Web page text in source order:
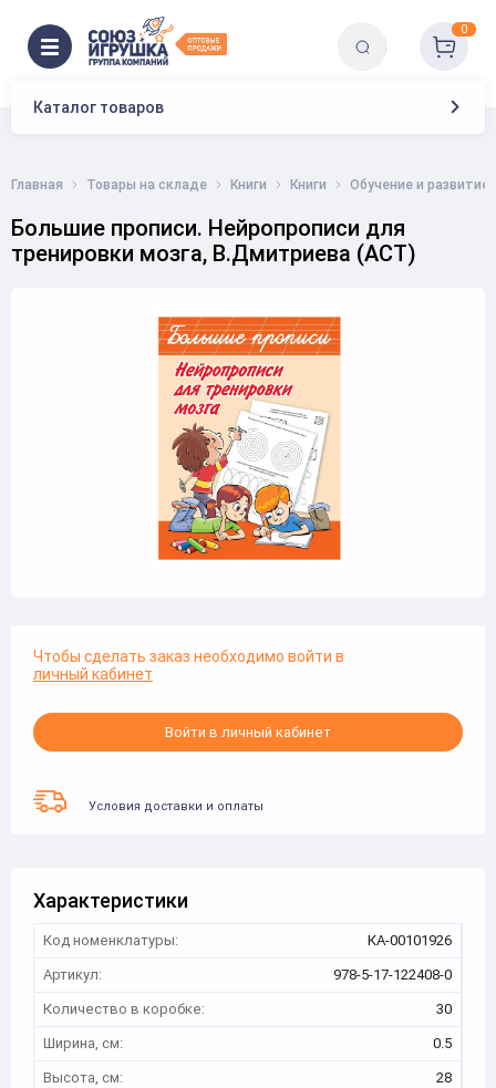
Каталог товаров
0
Главная Товары на складе Книги Книги Обучение и развитие
Большие прописи. Нейропрописи для
тренировки мозга, В.Дмитриева (АСТ)
Чтобы сделать заказ необходимо войти в
личный кабинет
Войти в личный кабинет
Условия доставки и оплаты
Характеристики
Код номенклатуры:
КА-00101926
Артикул:
978-5-17-122408-0
Количество в коробке:
30
Ширина, см:
0.5
Высота, см:
28